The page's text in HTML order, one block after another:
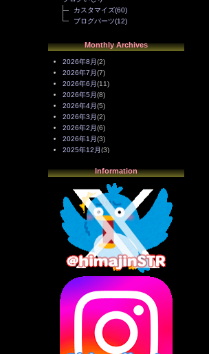
カスタマイズ(60)
ブログパーツ(12)
Monthly Archives
2026年8月(2)
2026年7月(7)
2026年6月(11)
2026年5月(8)
2026年4月(5)
2026年3月(2)
2026年2月(6)
2026年1月(3)
2025年12月(3)
2025年10月(3)
2025年8月 (3)
2025年7月(2)
2025年6月(1)
2025年5月
(7)
2025年4月(2)
2025年3月 (8)
2025年2月(10)
2025年1月
2024年12月
2024年11月(13)
2024年10月
2024年9月 (14)
2024年8月 (13)
2024年7月
(7)
2024年6月(10)
Information